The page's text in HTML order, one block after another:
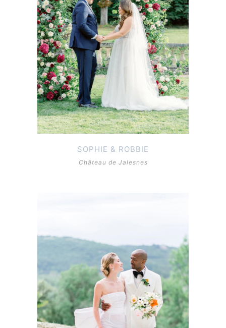
SOPHIE & ROBBIE
Château de Jalesnes